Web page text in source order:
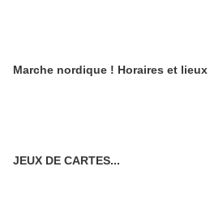
JEUX DE CARTES...